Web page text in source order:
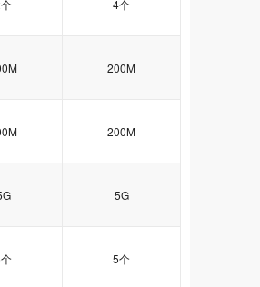
4个
200M
200M
5G
5个